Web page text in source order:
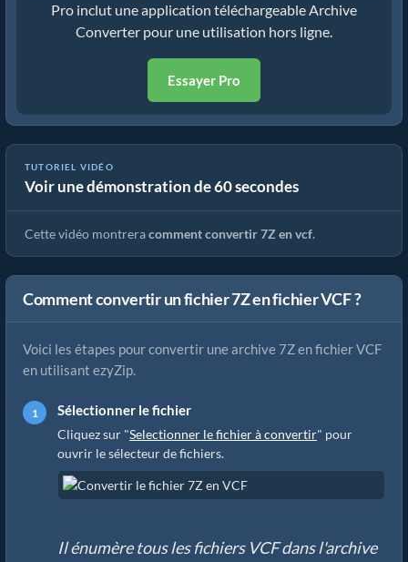
Pro inclut une application téléchargeable Archive
Converter pour une utilisation hors ligne.
Essayer Pro
TUTORIEL VIDÉO
Voir une démonstration de 60 secondes
Comment Convertir 7z En Fichier Normal (Guide Simplifié)
Cette vidéo montreracomment convertir 7Z en vcf.
Comment convertir un fichier 7Z en fichier VCF ?
Voici les étapes pour convertir une archive 7Z en fichier VCF
en utilisant ezyZip.
Sélectionner le fichier
Cliquez sur "Selectionner le fichier à convertir" pour
ouvrir le sélecteur de fichiers.
Il énumère tous les fichiers VCF dans l'archive